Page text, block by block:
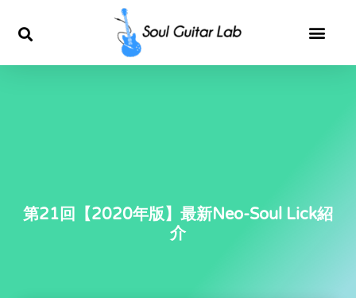
第21回【2020年版】最新Neo-Soul Lick紹
介